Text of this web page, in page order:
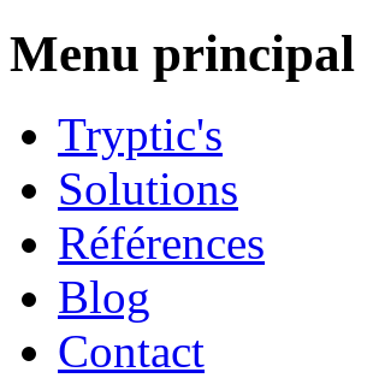
Menu principal
Tryptic's
Solutions
Références
Blog
Contact